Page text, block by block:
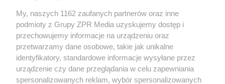
Żaden utwór zamieszczony w serwisie nie może być powielany i
rozpowszechniany lub dalej rozpowszechniany w jakikolwiek sposób (w
tym także elektroniczny lub mechaniczny) na jakimkolwiek polu
eksploatacji w jakiejkolwiek formie, włącznie z umieszczaniem w
Internecie bez pisemnej zgody właściciela praw. Jakiekolwiek użycie lub
wykorzystanie utworów w całości lub w części z naruszeniem prawa,
tzn. bez właściwej zgody, jest zabronione pod groźbą kary i może być
ścigane prawnie.
My, naszych 1162 zaufanych partnerów oraz inne
podmioty z Grupy ZPR Media uzyskujemy dostęp i
przechowujemy informacje na urządzeniu oraz
przetwarzamy dane osobowe, takie jak unikalne
identyfikatory, standardowe informacje wysyłane przez
urządzenie czy dane przeglądania w celu zapewniania
spersonalizowanych reklam, wybór spersonalizowanych